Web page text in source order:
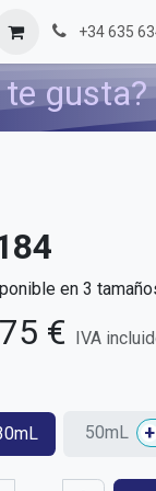
+34 635
gusta?
en 3
€ IVA
50mL +